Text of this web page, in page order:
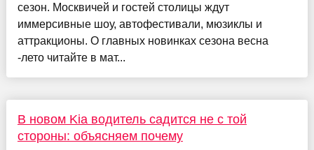
сезон. Москвичей и гостей столицы ждут
иммерсивные шоу, автофестивали, мюзиклы и
аттракционы. О главных новинках сезона весна
-лето читайте в мат...
В новом Kia водитель садится не с той
стороны: объясняем почему